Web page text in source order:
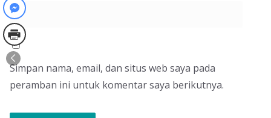
Simpan nama, email, dan situs web saya pada
peramban ini untuk komentar saya berikutnya.